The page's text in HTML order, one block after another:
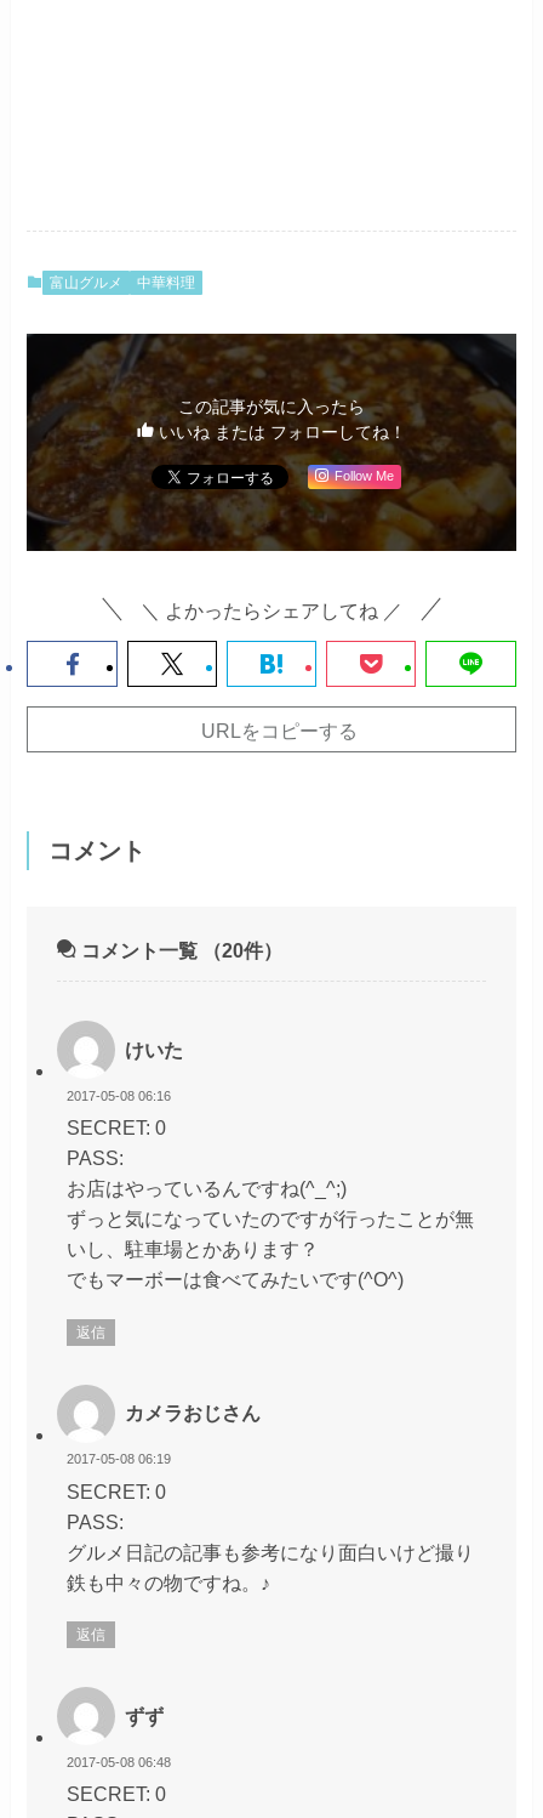
富山グルメ 中華料理
この記事が気に入ったら
いいね または フォローしてね！
Follow Me
＼ よかったらシェアしてね ／
URLをコピーする
コメント
コメント一覧 （20件）
けいた
2017-05-08 06:16
SECRET: 0
PASS:
お店はやっているんですね(^_^;)
ずっと気になっていたのですが行ったことが無
いし、駐車場とかあります？
でもマーボーは食べてみたいです(^O^)
返信
カメラおじさん
2017-05-08 06:19
SECRET: 0
PASS:
グルメ日記の記事も参考になり面白いけど撮り
鉄も中々の物ですね。♪
返信
ずず
2017-05-08 06:48
SECRET: 0